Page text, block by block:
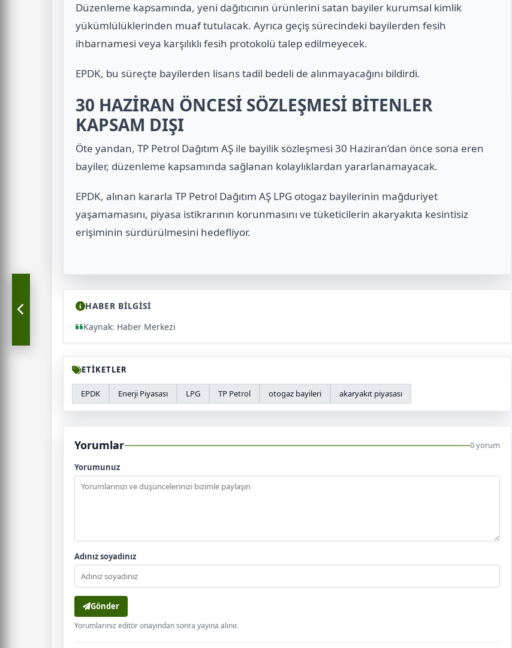
Düzenleme kapsamında, yeni dağıtıcının ürünlerini satan bayiler kurumsal kimlik
yükümlülüklerinden muaf tutulacak. Ayrıca geçiş sürecindeki bayilerden fesih
ihbarnamesi veya karşılıklı fesih protokolü talep edilmeyecek.
EPDK, bu süreçte bayilerden lisans tadil bedeli de alınmayacağını bildirdi.
30 HAZİRAN ÖNCESİ SÖZLEŞMESİ BİTENLER
KAPSAM DIŞI
Öte yandan, TP Petrol Dağıtım AŞ ile bayilik sözleşmesi 30 Haziran’dan önce sona eren
bayiler, düzenleme kapsamında sağlanan kolaylıklardan yararlanamayacak.
EPDK, alınan kararla TP Petrol Dağıtım AŞ LPG otogaz bayilerinin mağduriyet
yaşamamasını, piyasa istikrarının korunmasını ve tüketicilerin akaryakıta kesintisiz
erişiminin sürdürülmesini hedefliyor.
HABER BİLGİSİ
Kaynak: Haber Merkezi
ETİKETLER
EPDK Enerji Piyasası LPG TP Petrol otogaz bayileri akaryakıt piyasası
Yorumlar 0 yorum
Yorumunuz
Adınız soyadınız
Gönder
Yorumlarınız editör onayından sonra yayına alınır.